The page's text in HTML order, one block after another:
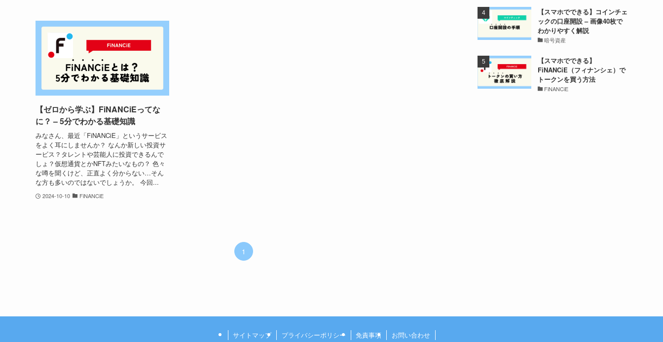
【ゼロから学ぶ】FiNANCiEってな
に？ – 5分でわかる基礎知識
みなさん、最近「FiNANCiE」というサービス
をよく耳にしませんか？ なんか新しい投資サ
ービス？タレントや芸能人に投資できるんで
しょ？仮想通貨とかNFTみたいなもの？ 色々
な噂を聞くけど、正直よく分からない…そん
な方も多いのではないでしょうか。 今回...
2024-10-10 FiNANCiE
1
【スマホでできる】コインチェ
ックの口座開設 – 画像40枚で
わかりやすく解説
暗号資産
【スマホでできる】
FiNANCiE（フィナンシェ）で
トークンを買う方法
FiNANCiE
サイトマップ プライバシーポリシー 免責事項 お問い合わせ